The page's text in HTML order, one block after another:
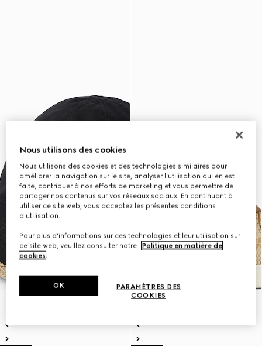
Nous utilisons des cookies
Nous utilisons des cookies et des technologies similaires pour
améliorer la navigation sur le site, analyser l'utilisation qui en est
faite, contribuer à nos efforts de marketing et vous permettre de
partager nos contenus sur vos réseaux sociaux. En continuant à
utiliser ce site web, vous acceptez les présentes conditions
d'utilisation.
Pour plus d'informations sur ces technologies et leur utilisation sur
ce site web, veuillez consulter notre
Politique en matière de
cookies.
PARAMÈTRES DES
COOKIES
OK